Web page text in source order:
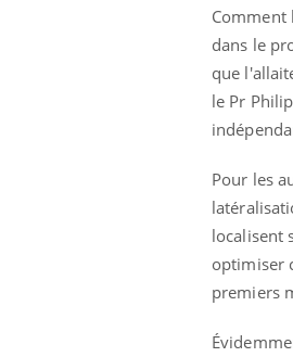
Comment
dans le
que
le Pr
Pour les
localisent
optimiser
premiers
L'été arrive… et
rythme de vie !
soleil, activités en